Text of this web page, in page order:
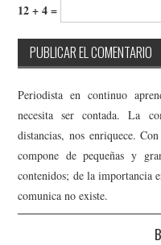
12 + 4 =
Periodista en continuo
necesita ser contada. La
distancias, nos enriquece.
compone de pequeñas y
contenidos; de la importancia
comunica no existe.